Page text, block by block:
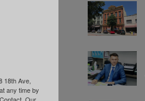
18th Ave,
any time by
Our